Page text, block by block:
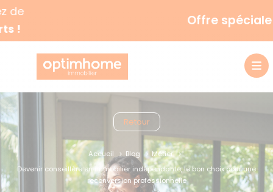
Retour
Accueil Blog
Métier
Devenir conseillère en immobilier indépendante, le bon choix pour une
reconversion professionnelle